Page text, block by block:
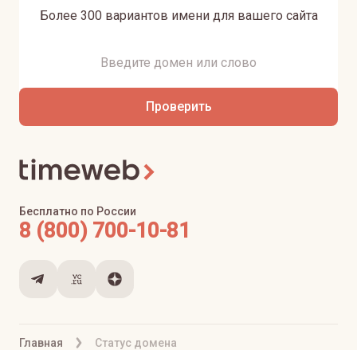
Более 300 вариантов имени для вашего сайта
Проверить
Главная Статус домена
Бесплатно по России
8 (800) 700-10-81